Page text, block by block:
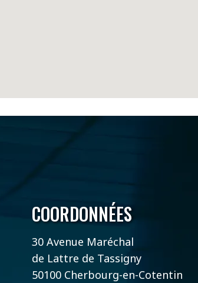
COORDONNÉES
30 Avenue Maréchal
de Lattre de Tassigny
50100 Cherbourg-en-Cotentin